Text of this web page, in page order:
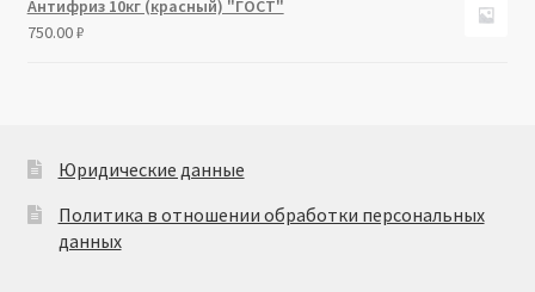
Антифриз 10кг (красный) "ГОСТ"
750.00₽
Юридические данные
Политика в отношении обработки персональных
данных